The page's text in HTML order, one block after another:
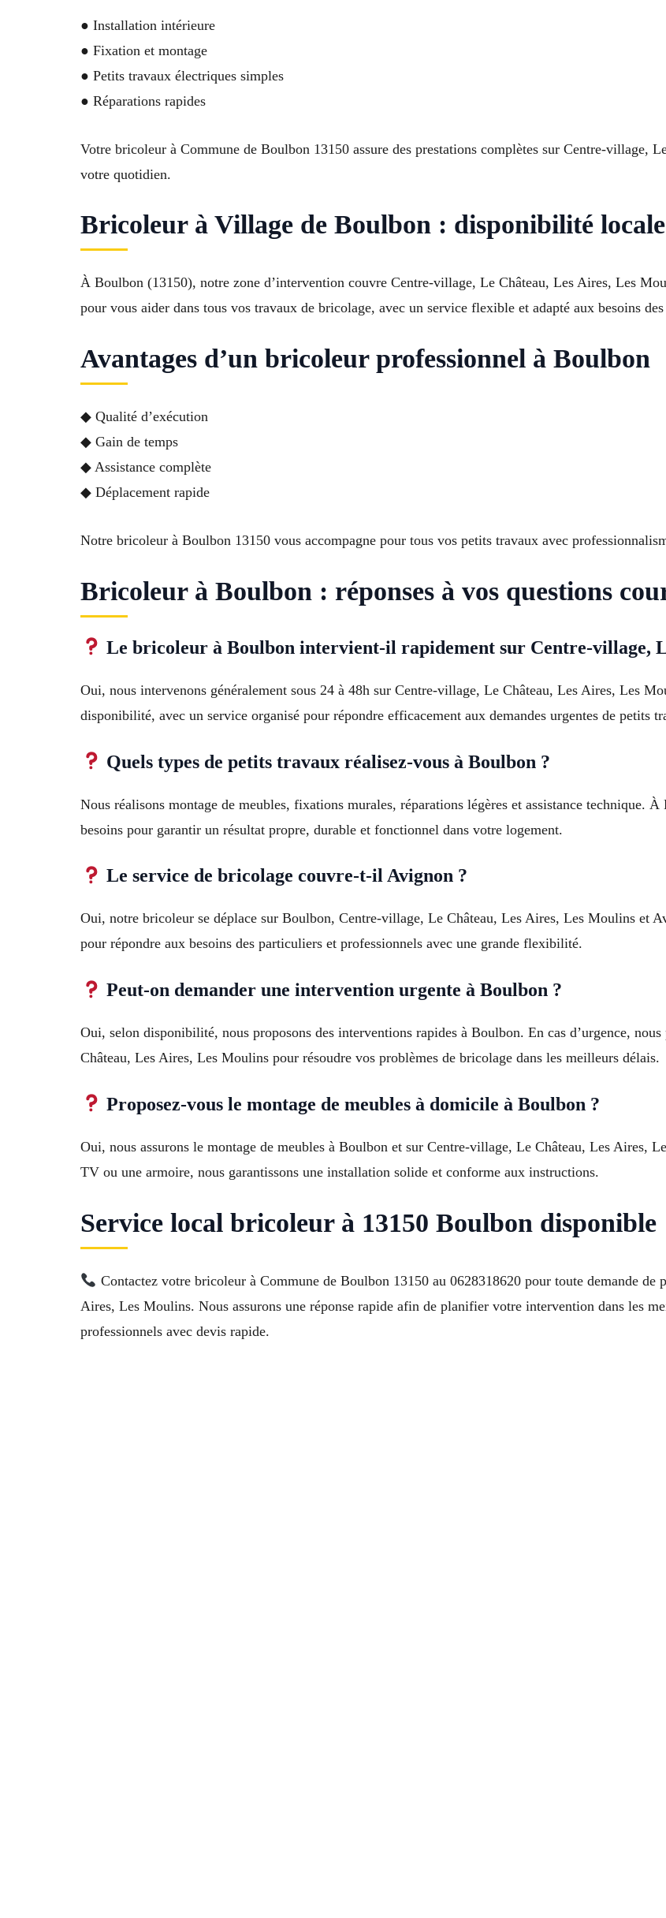
● Installation intérieure
● Fixation et montage
● Petits travaux électriques simples
● Réparations rapides
Votre bricoleur à Commune de Boulbon 13150 assure des prestations complètes sur Centre-village,
votre quotidien.
Bricoleur à Village de Boulbon : disponibilité
À Boulbon (13150), notre zone d’intervention couvre Centre-village, Le Château, Les Aires, Les
pour vous aider dans tous vos travaux de bricolage, avec un service flexible et adapté aux besoins
Avantages d’un bricoleur professionnel à Boulbon
◆ Qualité d’exécution
◆ Gain de temps
◆ Assistance complète
◆ Déplacement rapide
Notre bricoleur à Boulbon 13150 vous accompagne pour tous vos petits travaux avec
Bricoleur à Boulbon : réponses à vos questions
Le bricoleur à Boulbon intervient-il rapidement sur Centre-village,
Oui, nous intervenons généralement sous 24 à 48h sur Centre-village, Le Château, Les Aires, Les
disponibilité, avec un service organisé pour répondre efficacement aux demandes urgentes de petits
Quels types de petits travaux réalisez-vous à Boulbon ?
Nous réalisons montage de meubles, fixations murales, réparations légères et assistance technique.
besoins pour garantir un résultat propre, durable et fonctionnel dans votre logement.
Le service de bricolage couvre-t-il Avignon ?
Oui, notre bricoleur se déplace sur Boulbon, Centre-village, Le Château, Les Aires, Les Moulins et
pour répondre aux besoins des particuliers et professionnels avec une grande flexibilité.
Peut-on demander une intervention urgente à Boulbon ?
Oui, selon disponibilité, nous proposons des interventions rapides à Boulbon. En cas d’urgence,
Château, Les Aires, Les Moulins pour résoudre vos problèmes de bricolage dans les meilleurs délais.
Proposez-vous le montage de meubles à domicile à Boulbon ?
Oui, nous assurons le montage de meubles à Boulbon et sur Centre-village, Le Château, Les Aires,
TV ou une armoire, nous garantissons une installation solide et conforme aux instructions.
Service local bricoleur à 13150 Boulbon disponible
Contactez votre bricoleur à Commune de Boulbon 13150 au 0628318620 pour toute demande
Aires, Les Moulins. Nous assurons une réponse rapide afin de planifier votre intervention dans les
professionnels avec devis rapide.